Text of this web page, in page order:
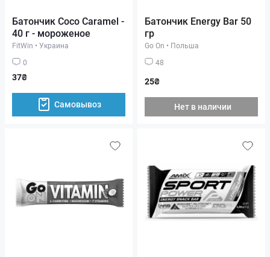
Батончик Coco Caramel -
40 г - мороженое
FitWin • Украина
0
37₴
Самовывоз
Батончик Energy Bar 50
гр
Go On • Польша
48
25₴
Нет в наличии